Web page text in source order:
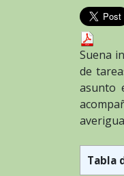
Suena
de
asunto
Tabla